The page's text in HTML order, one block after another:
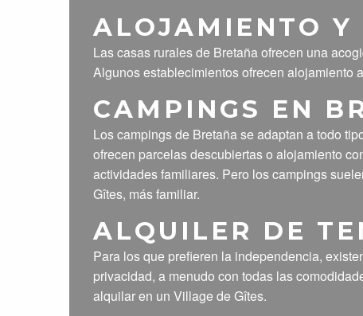
ALOJAMIENTO Y
Las casas rurales de Bretaña ofrecen una
Algunos establecimientos ofrecen alojamiento
CAMPINGS EN
Los campings de Bretaña se adaptan a todo
ofrecen parcelas descubiertas o alojamiento
actividades familiares. Pero los campings
Gîtes, más familiar.
ALQUILER DE
Para los que prefieren la independencia,
privacidad, a menudo con todas las
alquilar en un Village de Gîtes.